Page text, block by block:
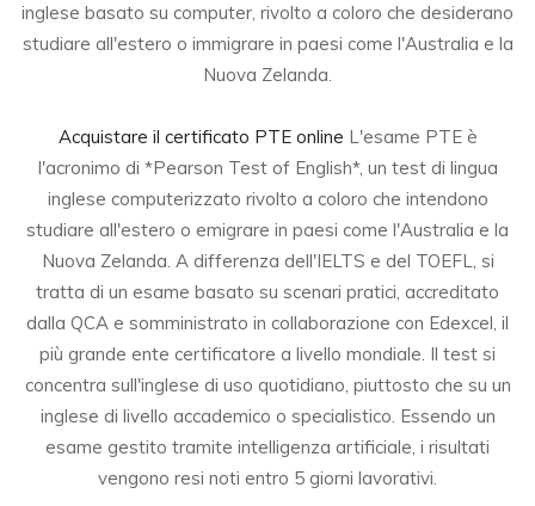
inglese basato su computer, rivolto a coloro che desiderano
studiare all'estero o immigrare in paesi come l'Australia e la
Nuova Zelanda.
Acquistare il certificato PTE online L'esame PTE è
l'acronimo di *Pearson Test of English*, un test di lingua
inglese computerizzato rivolto a coloro che intendono
studiare all'estero o emigrare in paesi come l'Australia e la
Nuova Zelanda. A differenza dell'IELTS e del TOEFL, si
tratta di un esame basato su scenari pratici, accreditato
dalla QCA e somministrato in collaborazione con Edexcel, il
più grande ente certificatore a livello mondiale. Il test si
concentra sull'inglese di uso quotidiano, piuttosto che su un
inglese di livello accademico o specialistico. Essendo un
esame gestito tramite intelligenza artificiale, i risultati
vengono resi noti entro 5 giorni lavorativi.